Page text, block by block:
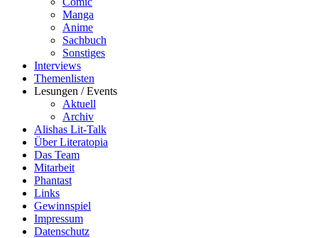
Manga
Anime
Sachbuch
Sonstiges
Interviews
Themenlisten
Lesungen / Events
Aktuell
Archiv
Alishas Lit-Talk
Über Literatopia
Das Team
Mitarbeit
Phantast
Links
Gewinnspiel
Impressum
Datenschutz